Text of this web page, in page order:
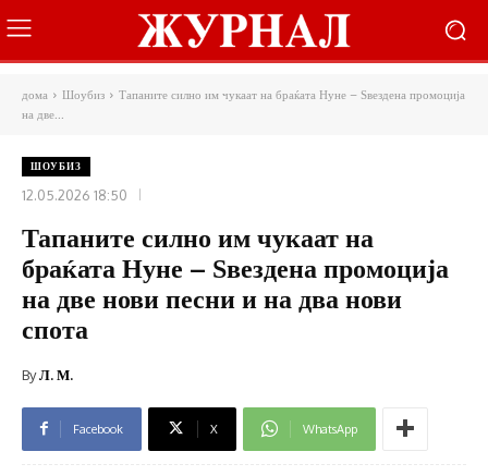
дома Шоубиз
Тапаните силно им чукаат на браќата Нуне – Ѕвездена промоција
на две...
ШОУБИЗ
12.05.2026 18:50
Тапаните силно им чукаат на
браќата Нуне – Ѕвездена промоција
на две нови песни и на два нови
спота
ByЛ. М.
Facebook X WhatsApp